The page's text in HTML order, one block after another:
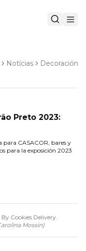
Notícias Decoración
Preto 2023:
CASACOR, bares y
para la exposición 2023
Cookies Delivery.
Mossin)